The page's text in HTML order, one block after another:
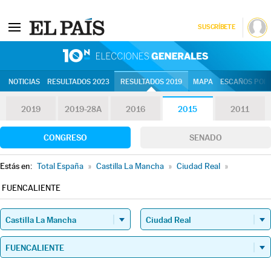
SUSCRÍBETE
NOTICIAS RESULTADOS 2023 RESULTADOS 2019 MAPA ESCAÑOS
2019 2019-28A 2016 2015 2011
CONGRESO SENADO
Estás en: Total España » Castilla La Mancha » Ciudad Real »
FUENCALIENTE